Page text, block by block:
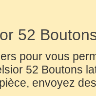
52
pour vous
52 Boutons
envoyez